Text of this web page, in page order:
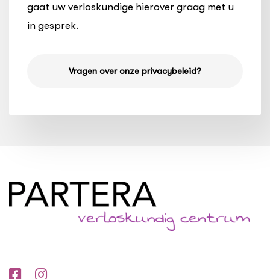
gaat uw verloskundige hierover graag met u
in gesprek.
Vragen over onze privacybeleid?